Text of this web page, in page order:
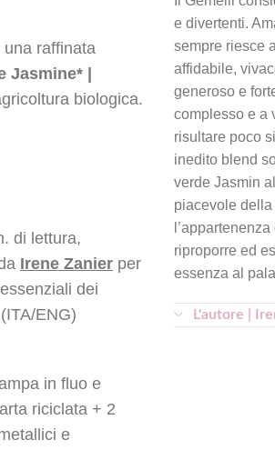
una raffinata
|
biologica.
di lettura,
Irene Zanier per
dei
ENG)
in fluo e
riciclata + 2
e
e divertenti.
sempre riesce
affidabile,
generoso e
complesso e a
risultare poco
inedito blend
verde Jasmin
piacevole
riproporre ed
essenza al
L'autore |